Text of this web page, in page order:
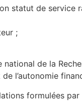
statut de service
;
de la
l’autonomie
formulées